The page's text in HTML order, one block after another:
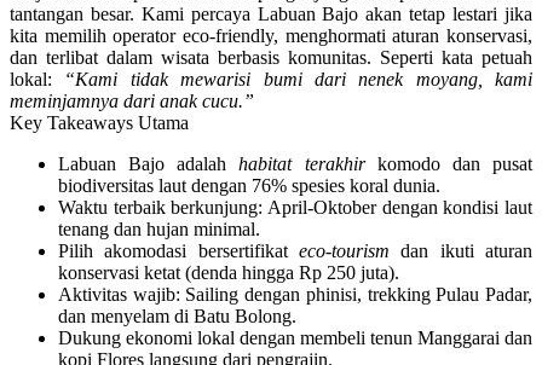
tantangan besar. Kami percayaLabuan Bajo akan tetap lestari jika
kita memilih operator eco-friendly, menghormati aturan konservasi,
dan terlibat dalam wisata berbasis komunitas. Seperti kata petuah
lokal: “Kami tidak mewarisi bumi dari nenek moyang, kami
meminjamnya dari anak cucu.”
Key Takeaways Utama
Labuan Bajo adalahhabitat terakhirkomodo dan pusat
biodiversitas laut dengan 76% spesies koral dunia.
Waktu terbaik berkunjung: April-Oktoberdengan kondisi laut
tenang dan hujan minimal.
Pilih akomodasi bersertifikat eco-tourism dan ikuti aturan
konservasi ketat(denda hingga Rp 250 juta).
Aktivitas wajib: Sailing dengan phinisi, trekking Pulau Padar,
dan menyelam di Batu Bolong.
Dukung ekonomi lokal dengan membeli tenun Manggarai dan
kopi Flores langsung dari pengrajin.